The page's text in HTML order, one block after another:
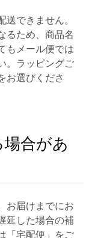
送できません。
るため、商品名
もメール便では
。ラッピングご
お選びくださ
合があ
お届けまでにお
延した場合の補
「宅配便」をご